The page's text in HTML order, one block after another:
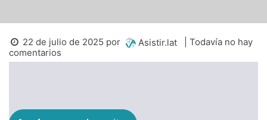
22 de julio de 2025 por Asistir.lat
| Todavía no hay
comentarios